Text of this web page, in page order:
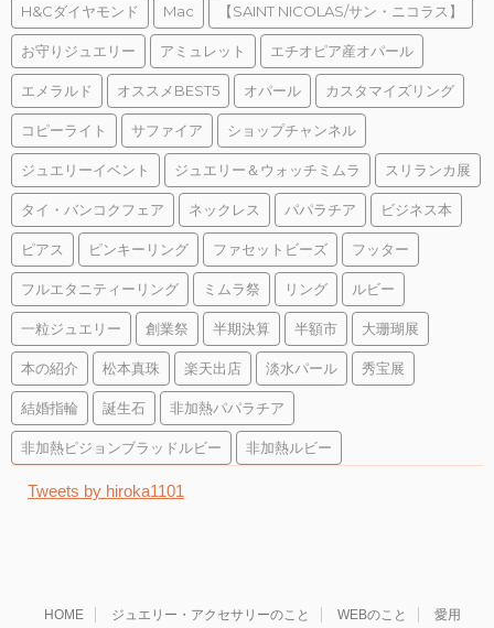
H&Cダイヤモンド Mac 【SAINT NICOLAS/サン・ニコラス】
お守りジュエリー アミュレット エチオピア産オパール
エメラルド オススメBEST5 オパール カスタマイズリング
コピーライト サファイア ショップチャンネル
ジュエリーイベント ジュエリー＆ウォッチミムラ スリランカ展
タイ・バンコクフェア ネックレス パパラチア ビジネス本
ピアス ピンキーリング ファセットビーズ フッター
フルエタニティーリング ミムラ祭 リング ルビー
一粒ジュエリー 創業祭 半期決算 半額市 大珊瑚展
本の紹介 松本真珠 楽天出店 淡水パール 秀宝展
結婚指輪 誕生石 非加熱パパラチア
非加熱ピジョンブラッドルビー 非加熱ルビー
Tweets by hiroka1101
HOME ジュエリー・アクセサリーのこと WEBのこと
愛用